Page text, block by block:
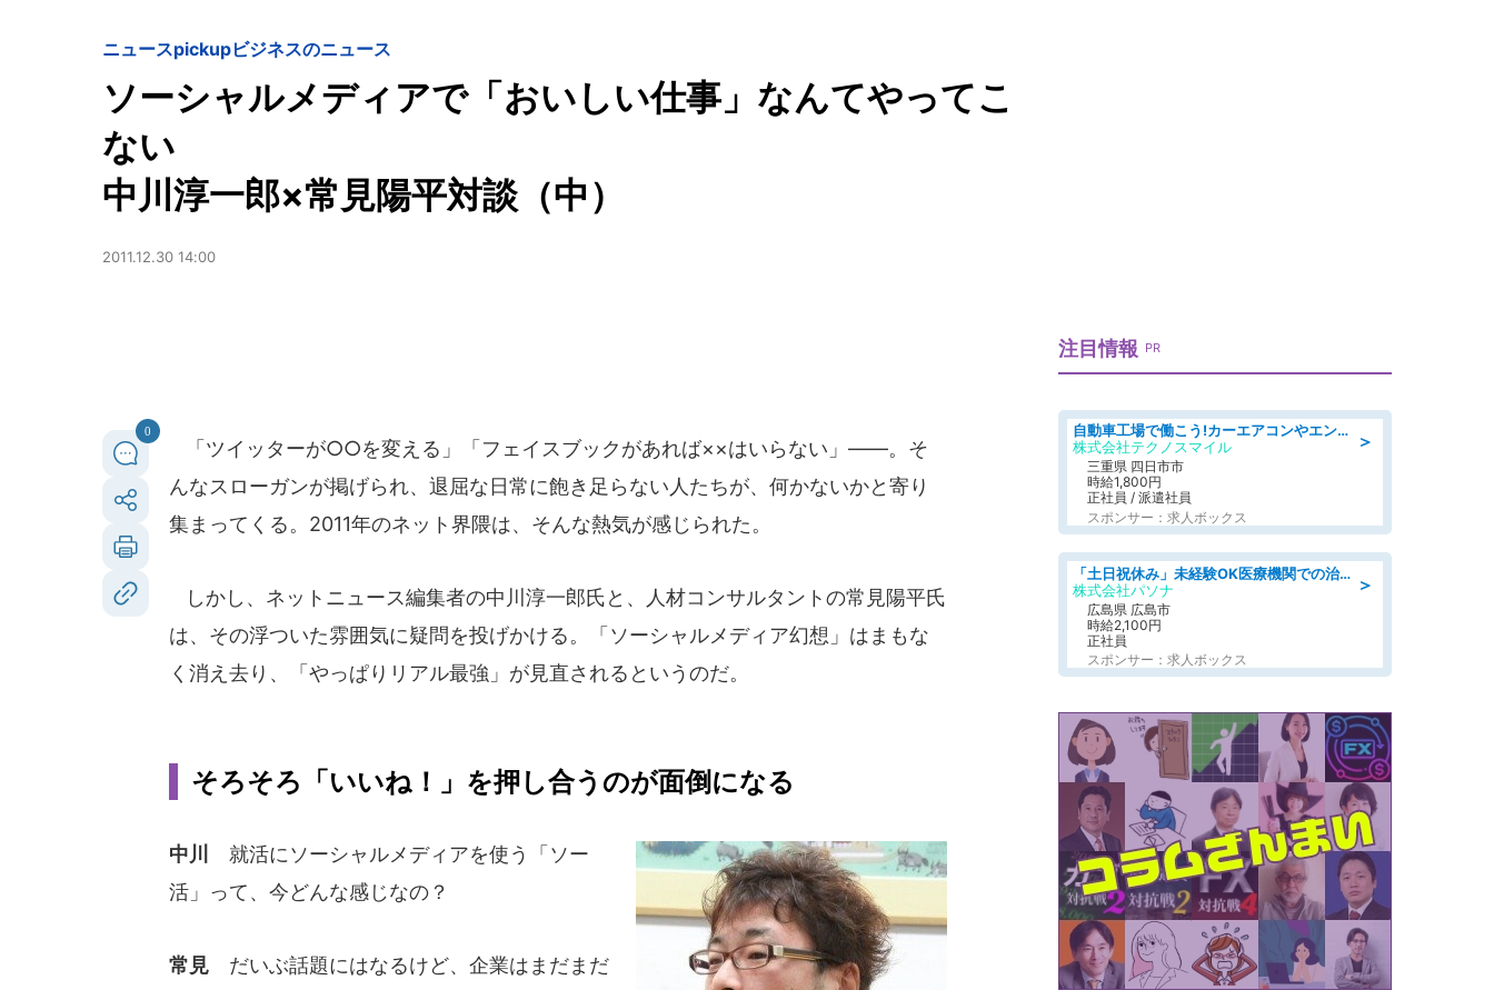
ニュースpickupビジネスのニュース
ソーシャルメディアで「おいしい仕事」なんてやってこ
ない
中川淳一郎×常見陽平対談（中）
2011.12.30 14:00
0
「ツイッターが○○を変える」「フェイスブックがあれば××はいらない」――。そ
んなスローガンが掲げられ、退屈な日常に飽き足らない人たちが、何かないかと寄り
集まってくる。2011年のネット界隈は、そんな熱気が感じられた。
しかし、ネットニュース編集者の中川淳一郎氏と、人材コンサルタントの常見陽平氏
は、その浮ついた雰囲気に疑問を投げかける。「ソーシャルメディア幻想」はまもな
く消え去り、「やっぱりリアル最強」が見直されるというのだ。
そろそろ「いいね！」を押し合うのが面倒になる
中川
就活にソーシャルメディアを使う「ソー
活」って、今どんな感じなの？
常見 だいぶ話題にはなるけど、企業はまだまだ
注目情報 PR
＞
自動車工場で働こう!カーエアコンやエンジンの製造・加工業務/寮完備 denso aichi
株式会社テクノスマイル
三重県 四日市市
時給1,800円
正社員 / 派遣社員
スポンサー：求人ボックス
＞
「土日祝休み」未経験OK医療機関での治験コーディネーターのお仕事
株式会社パソナ
広島県 広島市
時給2,100円
正社員
スポンサー：求人ボックス